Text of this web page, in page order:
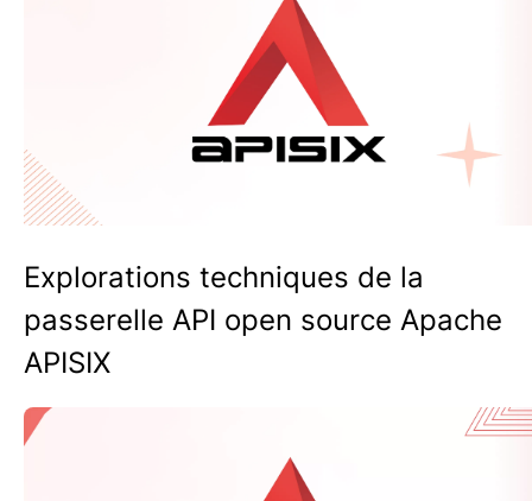
Explorations techniques de la
passerelle API open source Apache
APISIX